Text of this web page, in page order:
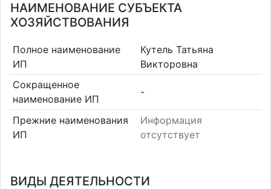
НАИМЕНОВАНИЕ СУБЪЕКТА
ХОЗЯЙСТВОВАНИЯ
Полное наименование
ИП
Кутель Татьяна
Викторовна
Сокращенное
наименование ИП
-
Прежние наименования
ИП
Информация
отсутствует
ВИДЫ ДЕЯТЕЛЬНОСТИ